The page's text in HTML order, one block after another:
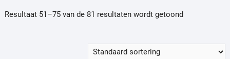
Resultaat 51–75 van de 81 resultaten wordt getoond